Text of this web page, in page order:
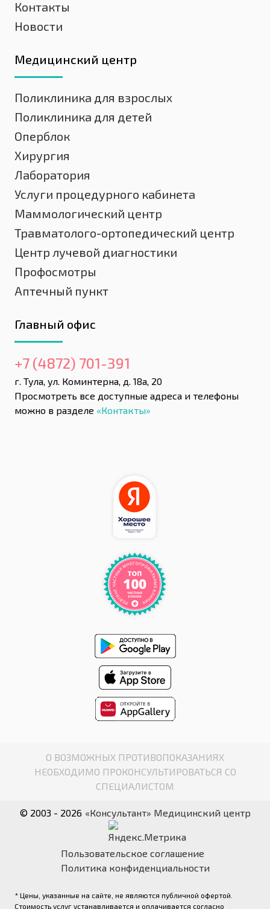
Контакты
Новости
Медицинский центр
Поликлиника для взрослых
Поликлиника для детей
Оперблок
Хирургия
Лаборатория
Услуги процедурного кабинета
Маммологический центр
Травматолого-ортопедический центр
Центр лучевой диагностики
Профосмотры
Аптечный пункт
Главный офис
+7 (4872) 701-391
г. Тула, ул. Коминтерна, д. 18а, 20
Просмотреть все доступные адреса и телефоны
можно в разделе «Контакты»
О ВОЗМОЖНЫХ ПРОТИВОПОКАЗАНИЯХ
НЕОБХОДИМО ПРОКОНСУЛЬТИРОВАТЬСЯ СО
СПЕЦИАЛИСТОМ
© 2003 - 2026 «Консультант» Медицинский центр
Пользовательское соглашение
Политика конфиденциальности
* Цены, указанные на сайте, не являются публичной офертой.
Стоимость услуг устанавливается и оплачивается согласно